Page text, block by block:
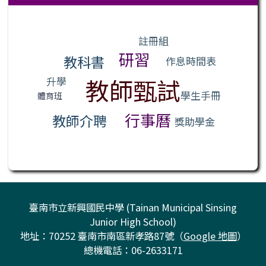
註冊組
教科書 研習
作息時間表
升學
教師甄試
體育班 學生手冊
教師介聘 行事曆 獎助學金
臺南市立新興國民中學 (Tainan Municipal Sinsing
Junior High School)
地址：70252 臺南市南區新孝路87號（Google 地圖）
總機電話：06-2633171